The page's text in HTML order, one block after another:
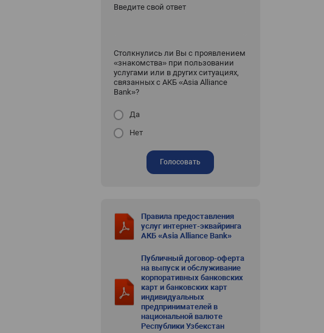
Введите свой ответ
Столкнулись ли Вы с проявлением
«знакомства» при пользовании
услугами или в других ситуациях,
связанных с АКБ «Asia Alliance
Bank»?
Да
Нет
Голосовать
Правила предоставления
услуг интернет-эквайринга
АКБ «Asia Alliance Bank»
Публичный договор-оферта
на выпуск и обслуживание
корпоративных банковских
карт и банковских карт
индивидуальных
предпринимателей в
национальной валюте
Республики Узбекстан